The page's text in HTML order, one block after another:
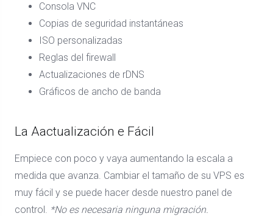
Consola VNC
Copias de seguridad instantáneas
ISO personalizadas
Reglas del firewall
Actualizaciones de rDNS
Gráficos de ancho de banda
La Aactualización e Fácil
Empiece con poco y vaya aumentando la escala a
medida que avanza. Cambiar el tamaño de su VPS es
muy fácil y se puede hacer desde nuestro panel de
control. *No es necesaria ninguna migración.